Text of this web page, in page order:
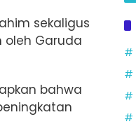
sekaligus
Garuda
bahwa